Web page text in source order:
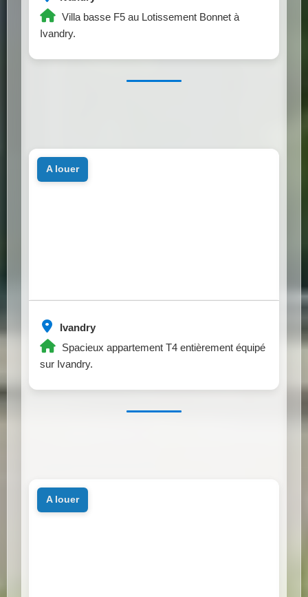
Villa basse F5 au Lotissement Bonnet à
Ivandry.
Ivandry
Spacieux appartement T4 entièrement équipé
sur Ivandry.
a louer
a louer